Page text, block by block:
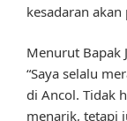
kesadaran
Menurut Bapak
“Saya selalu
di Ancol. Tidak
menarik, tetapi